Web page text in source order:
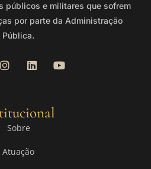
públicos e militares que sofrem
por parte da Administração
Pública.
Sobre
Atuação